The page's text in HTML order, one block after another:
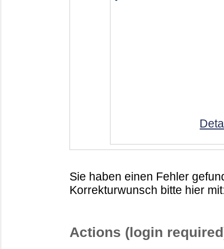
Sie haben einen Fehler
Korrekturwunsch bitte hier
Actions (login